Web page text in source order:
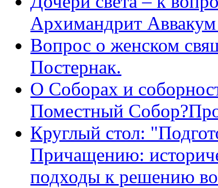
Архимандрит
Вопрос о женском
Постернак.
О Соборах и
Поместный
Круглый стол:
Причащению:
подходы к решению